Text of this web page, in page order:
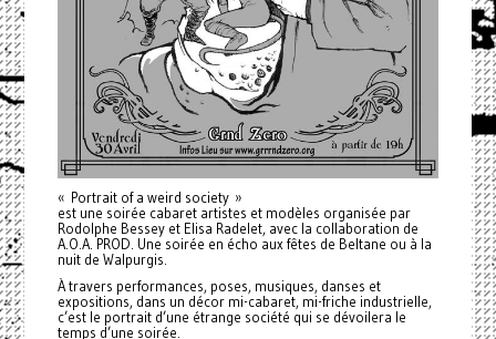
« Portrait of a weird society »
est une soirée cabaret artistes et modèles organisée par
Rodolphe Bessey et Elisa Radelet, avec la collaboration de
A.O.A. PROD. Une soirée en écho aux fêtes de Beltane ou à la
nuit de Walpurgis.
À travers performances, poses, musiques, danses et
expositions, dans un décor mi-cabaret, mi-friche industrielle,
c’est le portrait d’une étrange société qui se dévoilera le
temps d’une soirée.